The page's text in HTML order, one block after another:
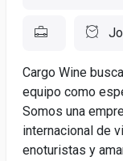
Cargo Wine
equipo como
Somos una
internacional de
enoturistas y